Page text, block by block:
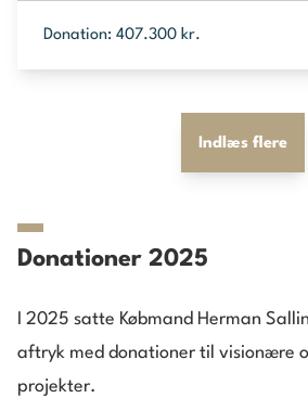
Donation: 407.300 kr.
Indlæs flere
Donationer 2025
I 2025 satte Købmand Herman
aftryk med donationer til visionære
projekter.